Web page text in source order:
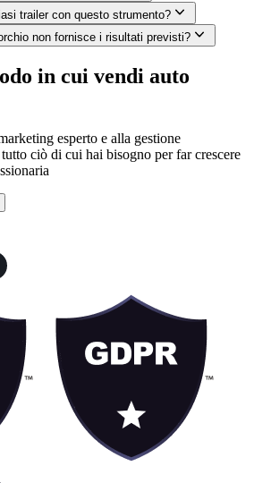
trailer con questo strumento?
non fornisce i risultati previsti?
in cui vendi auto
esperto e alla gestione
ciò di cui hai bisogno per far crescere